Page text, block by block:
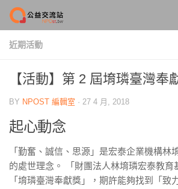
Skip to content
近期活動
【活動】第 2 屆堉璘臺灣奉
BY NPOST 編輯室 · 27 4 月, 2018
起心動念
「勤奮、誠信、思源」 是宏泰企業機構林
的處世理念。 「財團法人林堉璘宏泰教育
「堉璘臺灣奉獻獎」，期許能夠找到「致